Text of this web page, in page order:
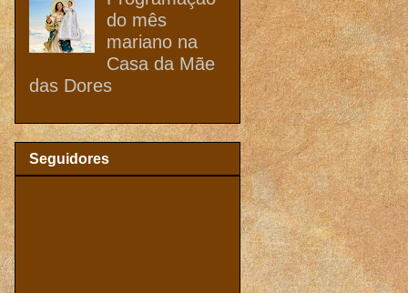
do mês
mariano na
Casa da Mãe
das Dores
Seguidores